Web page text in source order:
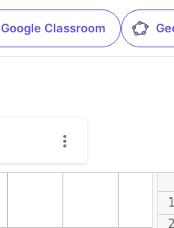
Google Classroom